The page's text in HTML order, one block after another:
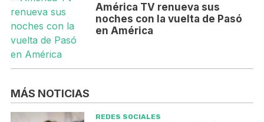
América TV renueva sus
noches con la vuelta de Pasó
en América
MÁS NOTICIAS
REDES SOCIALES